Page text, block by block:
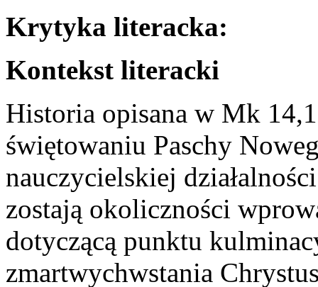
Krytyka literacka:
Kontekst literacki
Historia opisana w Mk
świętowaniu Paschy
nauczycielskiej
zostają okoliczności
dotyczącą punktu
zmartwychwstania